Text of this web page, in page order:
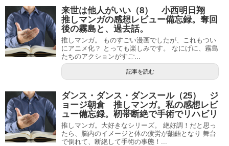
来世は他人がいい（8） 小西明日翔
推しマンガの感想レビュー備忘録。奪回
後の霧島と、過去話。
推しマンガ。 ものすごい漫画でしたが、これもつい
にアニメ化？ とっても楽しみです。 なにげに、霧島
たちのアクションがすご...
記事を読む
ダンス・ダンス・ダンスール（25） ジ
ョージ朝倉 推しマンガ。私の感想レビ
ュー備忘録。靭帯断絶で手術でリハビリ
推しマンガ。大好きなシリーズ。 絶好調！だと思っ
たら、脳内のイメージと体の疲労が齟齬となり 舞台
で倒れて、断絶して手術の事態！...